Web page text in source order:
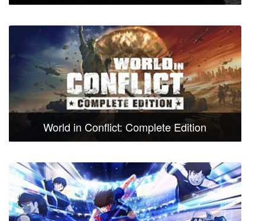
World in Conflict: Complete Edition